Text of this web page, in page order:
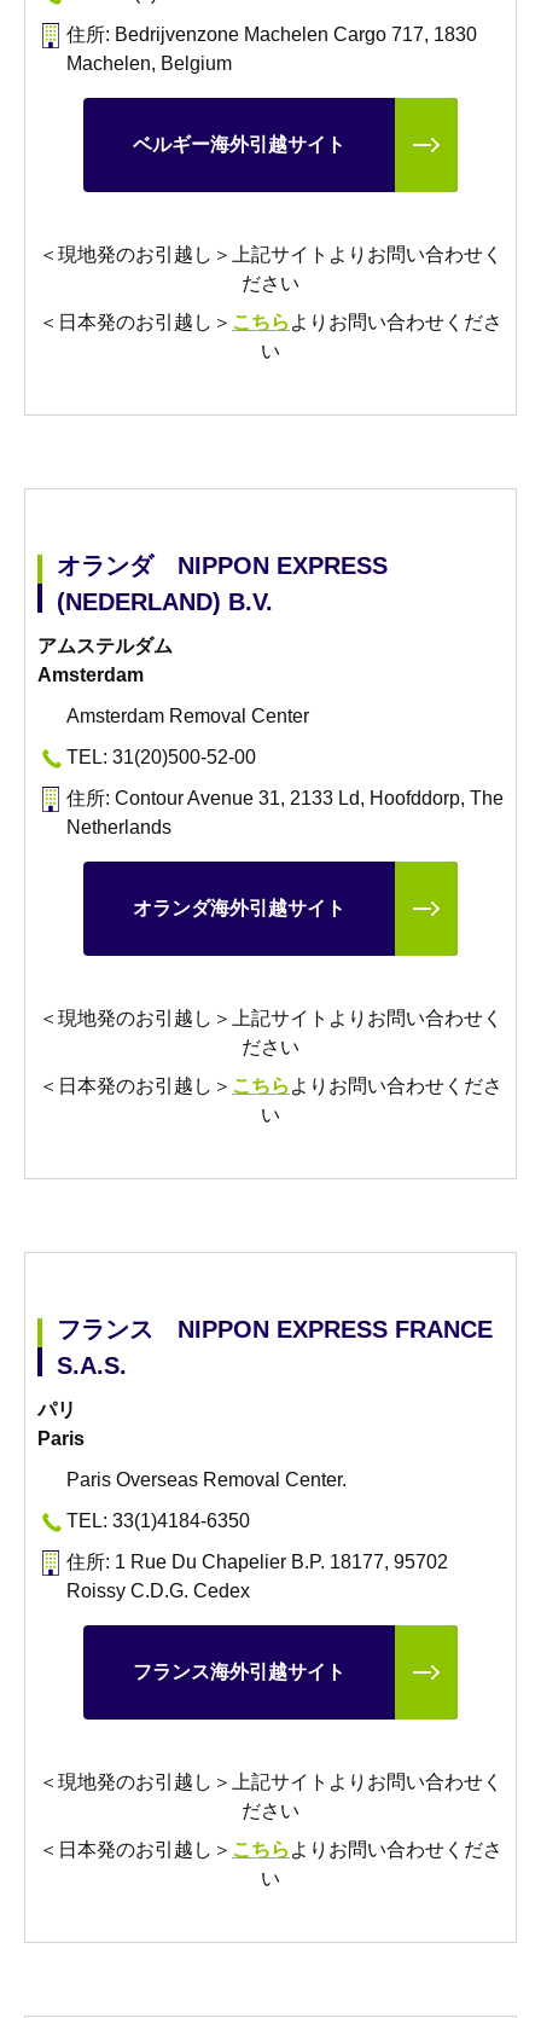
住所: Bedrijvenzone Machelen Cargo 717, 1830
Machelen, Belgium
ベルギー海外引越サイト
＜現地発のお引越し＞上記サイトよりお問い合わせく
ださい
＜日本発のお引越し＞ こちら よりお問い合わせくださ
い
オランダ NIPPON EXPRESS
(NEDERLAND) B.V.
アムステルダム
Amsterdam
Amsterdam Removal Center
TEL: 31(20)500-52-00
住所: Contour Avenue 31, 2133 Ld, Hoofddorp, The
Netherlands
オランダ海外引越サイト
＜現地発のお引越し＞上記サイトよりお問い合わせく
ださい
＜日本発のお引越し＞ こちら よりお問い合わせくださ
い
フランス NIPPON EXPRESS FRANCE
S.A.S.
パリ
Paris
Paris Overseas Removal Center.
TEL: 33(1)4184-6350
住所: 1 Rue Du Chapelier B.P. 18177, 95702
Roissy C.D.G. Cedex
フランス海外引越サイト
＜現地発のお引越し＞上記サイトよりお問い合わせく
ださい
＜日本発のお引越し＞ こちら よりお問い合わせくださ
い